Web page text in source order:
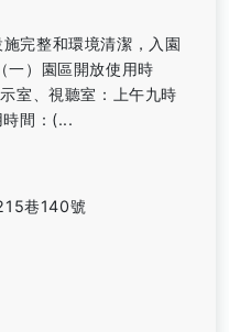
完整和環境清潔，入園
一）園區開放使用時
室、視聽室：上午九時
間：(...
巷140號